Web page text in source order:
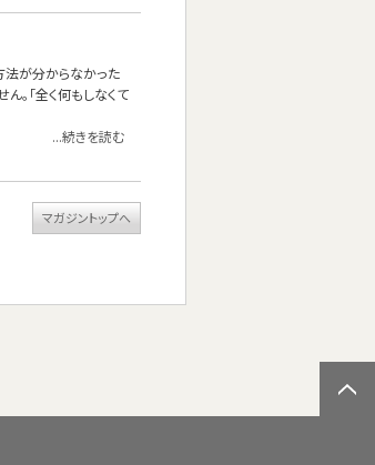
法が分からなかった
。「全く何もしなくて
...続きを読む
マガジントップへ